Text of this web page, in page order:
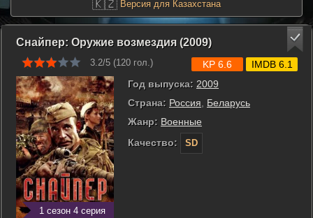
🇰🇿 Версия для Казахстана
Снайпер: Оружие возмездия (2009)
3.2/5 (120 гол.)
1 сезон 4 серия
Год выпуска: 2009
Страна: Россия
Беларусь
Жанр: Военные
Качество:
SD
KP 6.6 IMDB 6.1